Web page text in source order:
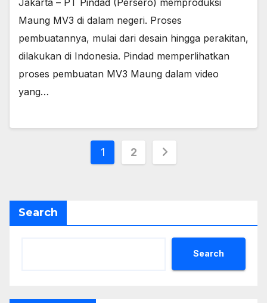
Jakarta – PT Pindad (Persero) memproduksi
Maung MV3 di dalam negeri. Proses
pembuatannya, mulai dari desain hingga perakitan,
dilakukan di Indonesia. Pindad memperlihatkan
proses pembuatan MV3 Maung dalam video
yang…
Posts
1 2
Search
Search